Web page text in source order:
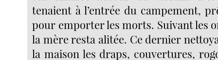
tenaient à l’entrée du campement,
pour emporter les morts. Suivant les
la mère resta alitée. Ce dernier
la maison les draps, couvertures,